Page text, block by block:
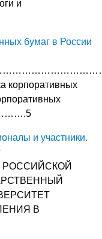
и
бумаг в России
корпоративных
и участники.
РОССИЙСКОЙ
В